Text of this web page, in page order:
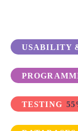
USABILITY
TESTING